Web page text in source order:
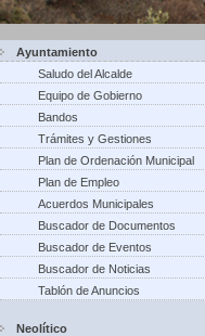
Ayuntamiento
Saludo del Alcalde
Equipo de Gobierno
Bandos
Trámites y Gestiones
Plan de Ordenación Municipal
Plan de Empleo
Acuerdos Municipales
Buscador de Documentos
Buscador de Eventos
Buscador de Noticias
Tablón de Anuncios
Neolítico